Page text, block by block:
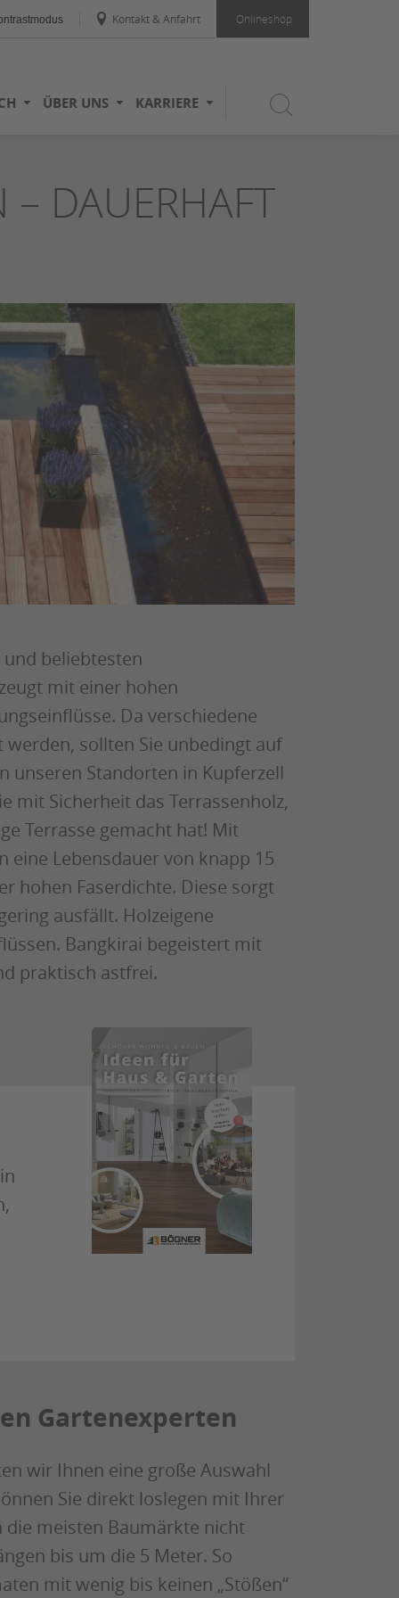
Kontakt & Anfahrt Onlineshop
ÜBER UNS KARRIERE
– DAUERHAFT
beliebtesten
mit einer hohen
Da verschiedene
sollten Sie unbedingt auf
unseren Standorten in Kupferzell
mit Sicherheit das Terrassenholz,
Terrasse gemacht hat! Mit
eine Lebensdauer von knapp 15
hohen Faserdichte. Diese sorgt
ausfällt. Holzeigene
Bangkirai begeistert mit
praktisch astfrei.
Gartenexperten
wir Ihnen eine große Auswahl
Sie direkt loslegen mit Ihrer
die meisten Baumärkte nicht
bis um die 5 Meter. So
mit wenig bis keinen „Stößen“